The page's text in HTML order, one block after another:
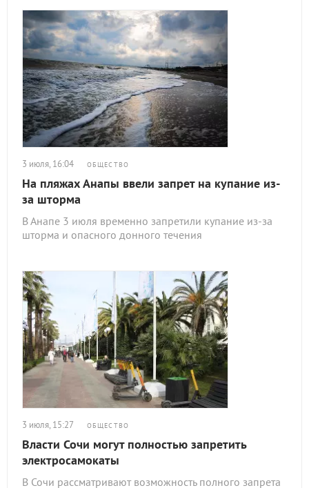
3 июля, 16:04 ОБЩЕСТВО
На пляжах Анапы ввели запрет на купание из-
за шторма
В Анапе 3 июля временно запретили купание из-за
шторма и опасного донного течения
3 июля, 15:27 ОБЩЕСТВО
Власти Сочи могут полностью запретить
электросамокаты
В Сочи рассматривают возможность полного запрета